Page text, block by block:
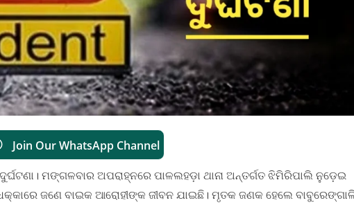
Join Our WhatsApp Channel
ମଙ୍ଗଳବାର ଅପରାହ୍ନରେ ପାଳଲହଡ଼ା ଥାନା ଅନ୍ତର୍ଗତ ଝିମିରିପାଲି ନୁଡ଼େଇ
ଜଣେ ବାଇକ ଆରୋହୀଙ୍କ ଜୀବନ ଯାଇଛି। ମୃତକ ଜଣକ ହେଲେ